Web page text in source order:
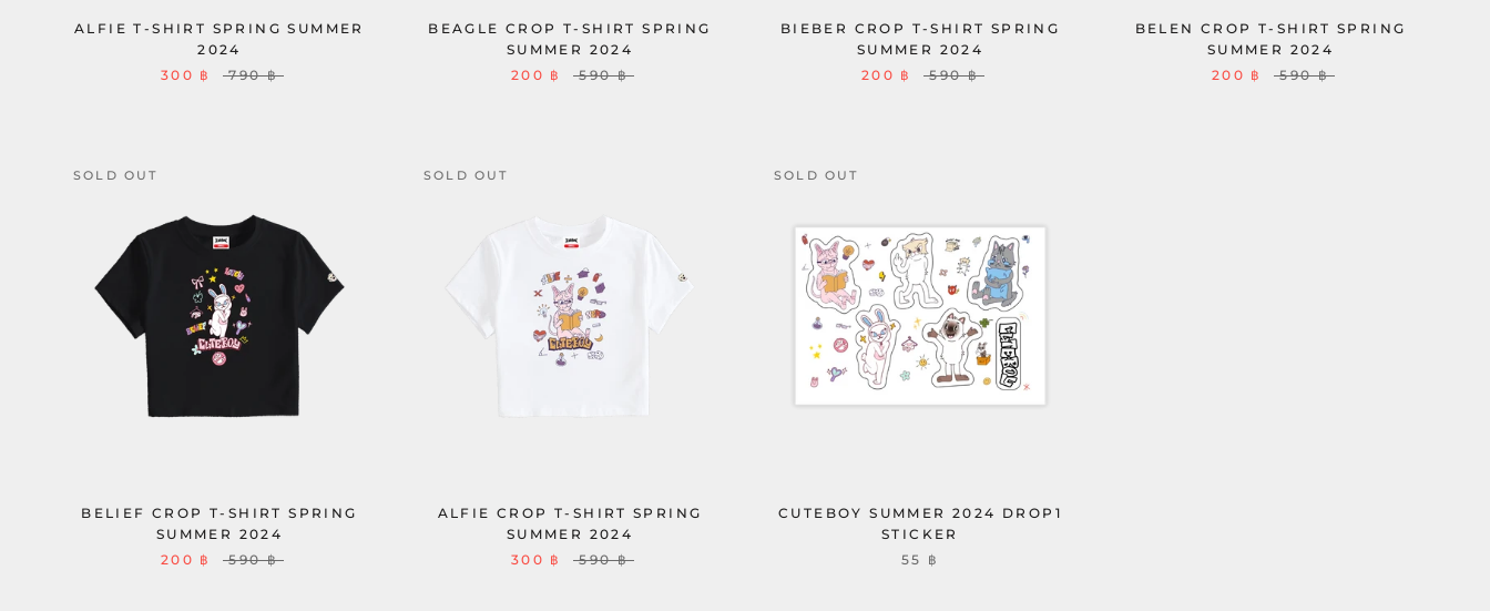
ALFIE T-SHIRT SPRING SUMMER
2024
300 ฿
790 ฿
BEAGLE CROP T-SHIRT SPRING
SUMMER 2024
200 ฿
590 ฿
BIEBER CROP T-SHIRT SPRING
SUMMER 2024
200 ฿
590 ฿
BELEN CROP T-SHIRT SPRING
SUMMER 2024
200 ฿
590 ฿
SOLD OUT
BELIEF CROP T-SHIRT SPRING
SUMMER 2024
200 ฿
590 ฿
SOLD OUT
ALFIE CROP T-SHIRT SPRING
SUMMER 2024
300 ฿
590 ฿
SOLD OUT
CUTEBOY SUMMER 2024 DROP1
STICKER
55 ฿